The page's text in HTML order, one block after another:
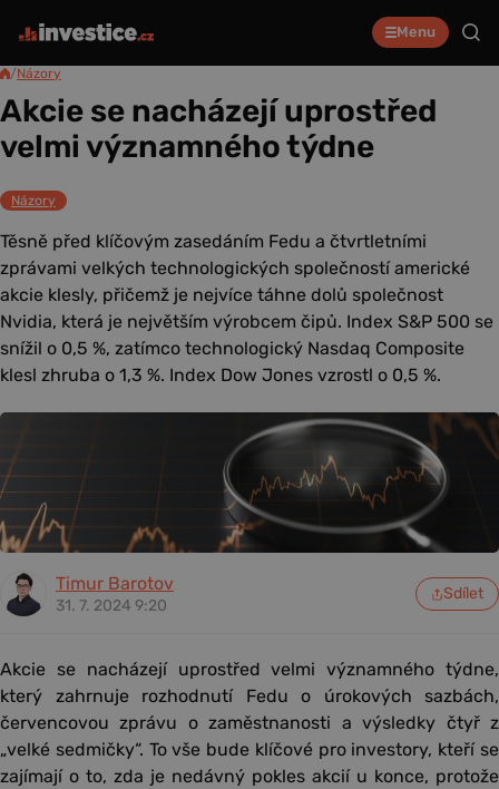
Menu
/Názory
Akcie se nacházejí uprostřed
velmi významného týdne
Názory
Těsně před klíčovým zasedáním Fedu a čtvrtletními
zprávami velkých technologických společností americké
akcie klesly, přičemž je nejvíce táhne dolů společnost
Nvidia, která je největším výrobcem čipů. Index S&P 500 se
snížil o 0,5 %, zatímco technologický Nasdaq Composite
klesl zhruba o 1,3 %. Index Dow Jones vzrostl o 0,5 %.
Timur Barotov
31. 7. 2024 9:20
Sdílet
Akcie se nacházejí uprostřed velmi významného týdne,
který zahrnuje rozhodnutí Fedu o úrokových sazbách,
červencovou zprávu o zaměstnanosti a výsledky čtyř z
„velké sedmičky“. To vše bude klíčové pro investory, kteří se
zajímají o to, zda je nedávný pokles akcií u konce, protože